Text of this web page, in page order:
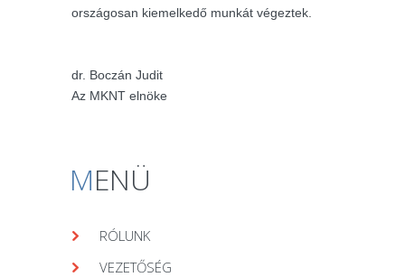
országosan kiemelkedő munkát végeztek.
dr. Boczán Judit
Az MKNT elnöke
MENÜ
RÓLUNK
VEZETŐSÉG